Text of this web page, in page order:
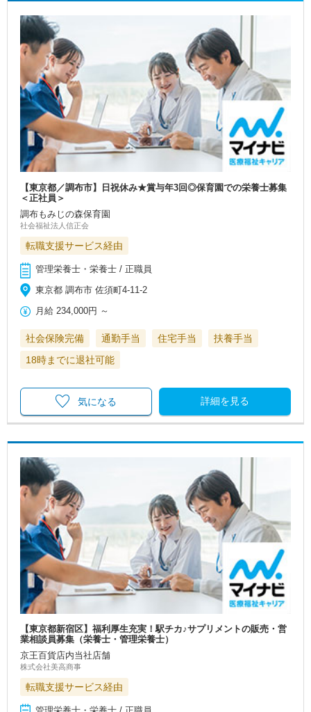
【東京都／調布市】日祝休み★賞与年3回◎保育園での栄養士募集
＜正社員＞
調布もみじの森保育園
社会福祉法人信正会
転職支援サービス経由
管理栄養士・栄養士 / 正職員
東京都 調布市 佐須町4-11-2
月給 234,000円 ～
社会保険完備 通勤手当 住宅手当
扶養手当
18時までに退社可能
詳細を見る
気になる
【東京都新宿区】福利厚生充実！駅チカ♪サプリメントの販売・営
業相談員募集（栄養士・管理栄養士）
京王百貨店内当社店舗
株式会社美高商事
転職支援サービス経由